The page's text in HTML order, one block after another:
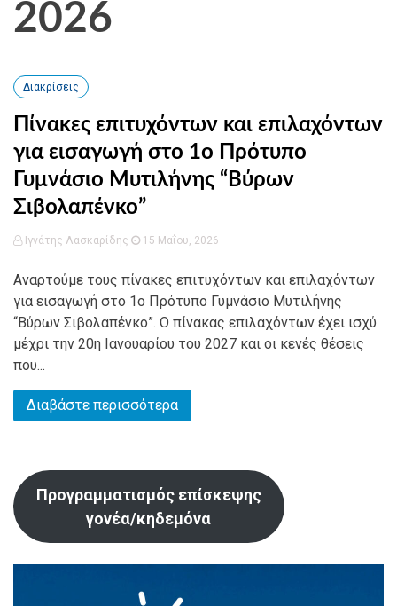
2026
Διακρίσεις
Πίνακες επιτυχόντων και επιλαχόντων
για εισαγωγή στο 1ο Πρότυπο
Γυμνάσιο Μυτιλήνης “Βύρων
Σιβολαπένκο”
Ιγνάτης Λασκαρίδης 15 Μαΐου, 2026
Αναρτούμε τους πίνακες επιτυχόντων και επιλαχόντων
για εισαγωγή στο 1ο Πρότυπο Γυμνάσιο Μυτιλήνης
“Βύρων Σιβολαπένκο”. O πίνακας επιλαχόντων έχει ισχύ
μέχρι την 20η Ιανουαρίου του 2027 και οι κενές θέσεις
που...
Διαβάστε περισσότερα
Προγραμματισμός επίσκεψης
γονέα/κηδεμόνα